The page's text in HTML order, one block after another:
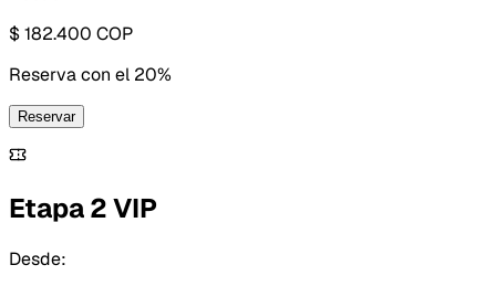
$ 182.400 COP
Reserva con el 20%
Reservar
Etapa 2 VIP
Desde: